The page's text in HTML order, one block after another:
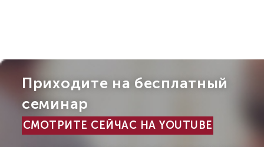
Приходите на бесплатный
семинар
СМОТРИТЕ СЕЙЧАС НА YOUTUBE